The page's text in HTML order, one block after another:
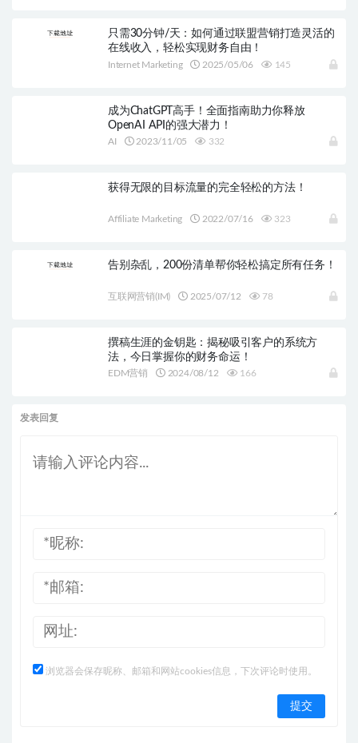
只需30分钟/天：如何通过联盟营销打造灵活的
在线收入，轻松实现财务自由！
Internet Marketing 2025/05/06 145
成为ChatGPT高手！全面指南助力你释放
OpenAI API的强大潜力！
AI 2023/11/05 332
获得无限的目标流量的完全轻松的方法！
Affiliate Marketing 2022/07/16 323
告别杂乱，200份清单帮你轻松搞定所有任务！
互联网营销(IM) 2025/07/12 78
撰稿生涯的金钥匙：揭秘吸引客户的系统方
法，今日掌握你的财务命运！
EDM营销 2024/08/12 166
发表回复
浏览器会保存昵称、邮箱和网站cookies信息，下次评论时使用。